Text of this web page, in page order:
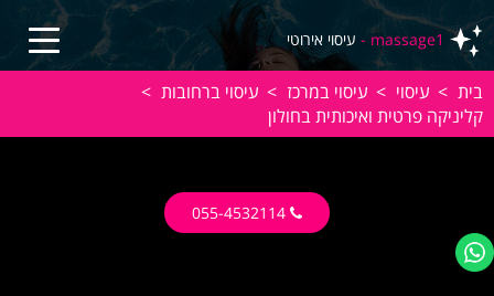
massage1 - עיסוי אירוטי
בית > עיסוי > עיסוי במרכז > עיסוי ברחובות >
קליניקה פרטית ואיכותית בחולון